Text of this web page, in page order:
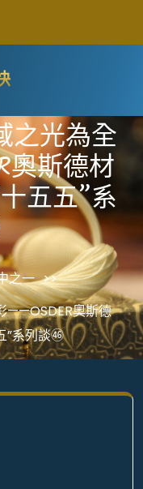
之光為全
斯德材
五五”系
之一 >>
——OSDER奧斯德
”系列談㊻